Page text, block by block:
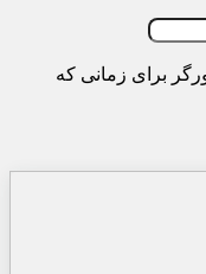
برای زمانی که